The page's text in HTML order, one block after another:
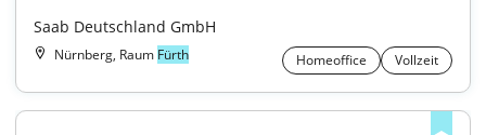
Saab Deutschland GmbH
Nürnberg, Raum Fürth Homeoffice Vollzeit